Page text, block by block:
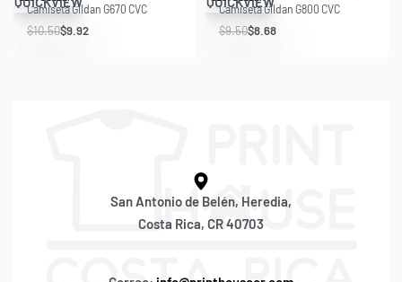
Camiseta Gildan G670 CVC
$10.50$9.92
Camiseta Gildan G800 CVC
$9.50$8.68
San Antonio de Belén, Heredia,
Costa Rica, CR 40703